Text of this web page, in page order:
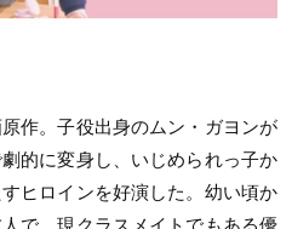
作。子役出身のムン・ガヨンが
的に変身し、いじめられっ子か
ヒロインを好演した。幼い頃か